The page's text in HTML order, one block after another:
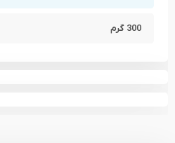
300 گرم